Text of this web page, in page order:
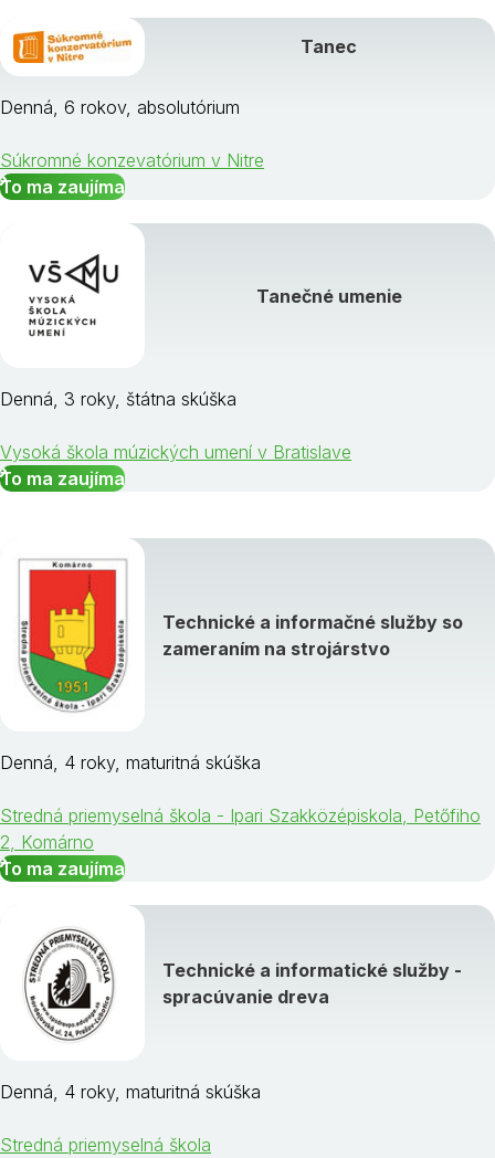
Tanec
Denná, 6 rokov, absolutórium
Súkromné konzevatórium v Nitre
To ma zaujíma
Tanečné umenie
Denná, 3 roky, štátna skúška
Vysoká škola múzických umení v Bratislave
To ma zaujíma
Technické a informačné služby so
zameraním na strojárstvo
Denná, 4 roky, maturitná skúška
Stredná priemyselná škola - Ipari Szakközépiskola, Petőfiho
2, Komárno
To ma zaujíma
Technické a informatické služby -
spracúvanie dreva
Denná, 4 roky, maturitná skúška
Stredná priemyselná škola